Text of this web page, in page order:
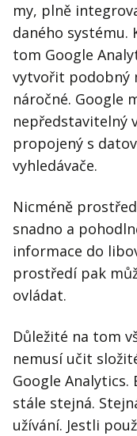
my, plně
daného systému.
tom Google
vytvořit podobný
náročné. Google
nepředstavitelný
propojený s
vyhledávače.
Nicméně
snadno a
informace do
prostředí pak
ovládat.
Důležité na tom
nemusí učit
Google
stále stejná.
užívání. Jestli